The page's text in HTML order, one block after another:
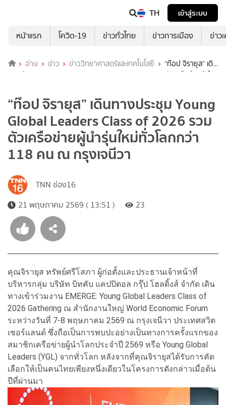
TH
เข้าสู่ระบบ
หน้าแรก
โควิด-19 ข่าวทั่วไทย ข่าวการเมือง ข่าว
อ่าน ข่าว ข่าววิทยาศาสตร์และเทคโนโลยี
“ท๊อป จิรายุส” เดิน
ทางประชุม Young Global Leaders Class of 2026 รวมตัวเครือข่ายผู้นำ
“ท๊อป จิรายุส” เดินทางประชุม Young
Global Leaders Class of 2026 รวม
ตัวเครือข่ายผู้นำรุ่นใหม่ทั่วโลกกว่า
118 คน ณ กรุงเจนีวา
TNN ช่อง16
21 พฤษภาคม 2569 ( 13:51 )
23
คุณจิรายุส ทรัพย์ศรีโสภา ผู้ก่อตั้งและประธานเจ้าหน้าที่
บริหารกลุ่ม บริษัท บิทคับ แคปปิตอล กรุ๊ป โฮลดิ้งส์ จำกัด เดิน
ทางเข้าร่วมงาน EMERGE: Young Global Leaders Class of
2026 Gathering ณ สำนักงานใหญ่ World Economic Forum
ระหว่างวันที่ 7-8 พฤษภาคม 2569 ณ กรุงเจนีวา ประเทศสวิต
เซอร์แลนด์ ซึ่งถือเป็นการพบปะอย่างเป็นทางการครั้งแรกของ
สมาชิกเครือข่ายผู้นำโลกประจำปี 2569 หรือ Young Global
Leaders (YGL) จากทั่วโลก หลังจากที่คุณจิรายุสได้รับการคัด
เลือกให้เป็นคนไทยเพียงหนึ่งเดียวในโครงการดังกล่าวเมื่อต้น
ปีที่ผ่านมา